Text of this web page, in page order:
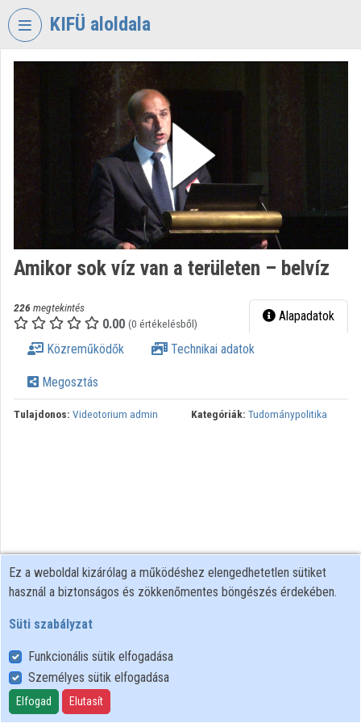
Fejléc kihagyása
KIFÜ aloldala
TORIUM
KORMÁNYZATI
INFORMATIKAI
FEJLESZTÉSI
Intézményi kezdőlap
Bejelentkezés
Intézményi felfedezés
Kategóriák
Intézményi listák
Intézmények
Közreműködők
Amikor sok víz van a területen – belvíz
226 megtekintés
0.00 (0 értékelésből) Alapadatok
Közreműködők Technikai adatok
Megosztás
Tulajdonos: Videotorium admin Kategóriák: Tudománypolitika
Felhasználói szabályzat
Adatkezelési tájékoztató
Süti szabályzat
Ez a weboldal kizárólag a működéshez elengedhetetlen sütiket
használ a biztonságos és zökkenőmentes böngészés érdekében.
Süti szabályzat
Funkcionális sütik elfogadása
Személyes sütik elfogadása
Elfogad Elutasít